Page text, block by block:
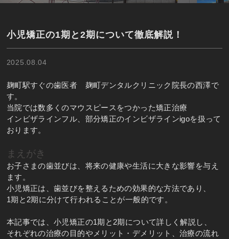
小児矯正の1期と2期について徹底解説！
2025.08.04
麹町駅すぐの歯医者 麹町デンタルクリニック院長の西澤で
す。
当院では数多くのマウスピースをつかった矯正治療
インビザラインフル、部分矯正のインビザラインigoを扱って
おります。
まえがき
お子さまの歯並びは、将来の健康や生活に大きな影響を与え
ます。
小児矯正は、歯並びを整えるための効果的な方法であり、
1期と2期に分けて行われることが一般的です。
本記事では、小児矯正の1期と2期について詳しく解説し、
それぞれの治療の目的やメリット・デメリット、治療の流れ